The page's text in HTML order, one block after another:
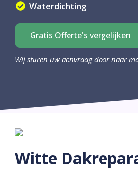
Waterdichting
Gratis Offerte's vergelijken
Wij sturen uw aanvraag door naar
Witte